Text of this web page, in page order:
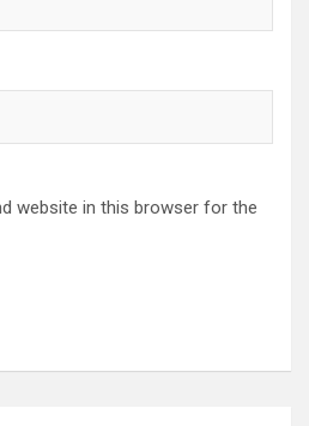
website in this browser for the